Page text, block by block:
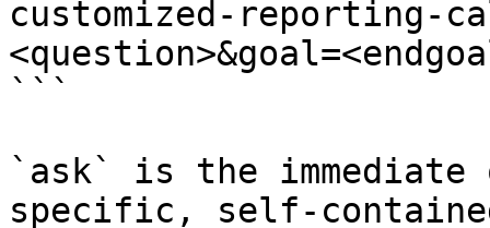
customized-reporting-
```
`ask` is the
specific, self-